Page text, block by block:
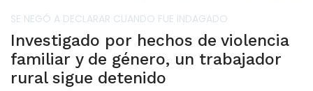
SE NEGÓ A DECLARAR CUANDO FUE INDAGADO
Investigado por hechos de violencia
familiar y de género, un trabajador
rural sigue detenido